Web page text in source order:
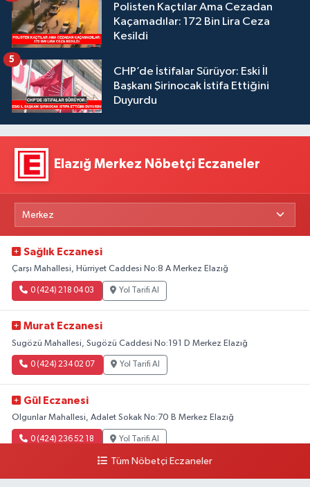
Polisten Kaçtılar Ama Cezadan
Kaçamadılar: 172 Bin Lira Ceza
Kesildi
CHP’de İstifalar Sürüyor: Eski İl
Başkanı Şirinocak İstifa Ettiğini
Duyurdu
5
Elazığ Merkez Nöbetçi Eczaneler
Sağlık Eczanesi
Çarşı Mahallesi, Hürriyet Caddesi No:8 A Merkez Elazığ
0 (424) 218 04 03 Yol Tarifi Al
Murat Eczanesi
Sugözü Mahallesi, Sugözü Caddesi No:191 D Merkez Elazığ
0 (424) 234 02 07 Yol Tarifi Al
Gül Eczanesi
Olgunlar Mahallesi, Adalet Sokak No:70 B Merkez Elazığ
0 (424) 236 52 18 Yol Tarifi Al
Tüm Nöbetçi Eczaneler